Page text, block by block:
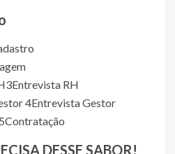
3Entrevista RH
4Entrevista Gestor
5Contratação
DESSE SABOR!